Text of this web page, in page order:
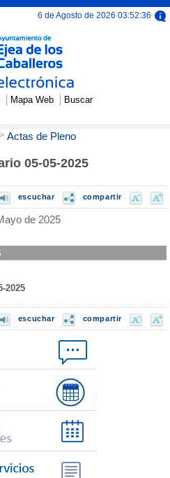
6 de Agosto de 2026 03:52:36
Mapa Web Buscar
Actas de Pleno
05-05-2025
escuchar compartir
de 2025
2025
escuchar compartir